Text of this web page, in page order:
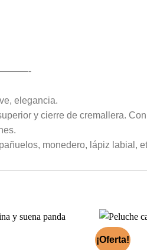
elegancia.
y cierre de cremallera.
monedero, lápiz labial,
¡Oferta!